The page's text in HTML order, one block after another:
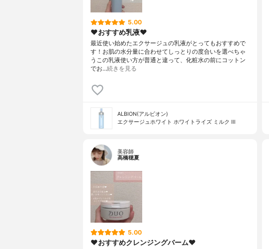
5.00
❤︎おすすめ乳液❤︎
最近使い始めたエクサージュの乳液がとってもおすすめで
す！お肌の水分量に合わせてしっとりの度合いを選べちゃ
うこの乳液使い方が普通と違って、化粧水の前にコットン
でお…続きを見る
ALBION(アルビオン)
エクサージュホワイト ホワイトライズ ミルク Ⅲ
美容師
高橋穂夏
5.00
❤︎おすすめクレンジングバーム❤︎